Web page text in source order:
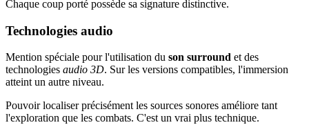
Chaque coup porté possède sa signature distinctive.
Technologies audio
Mention spéciale pour l'utilisation du son surround et des
technologies audio 3D. Sur les versions compatibles, l'immersion
atteint un autre niveau.
Pouvoir localiser précisément les sources sonores améliore tant
l'exploration que les combats. C'est un vrai plus technique.